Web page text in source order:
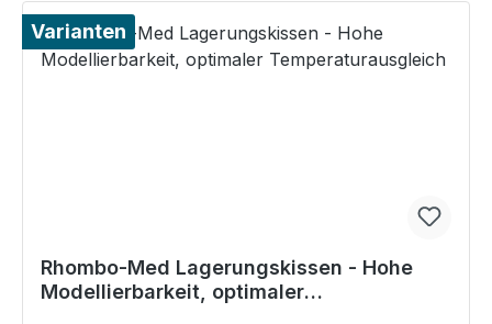
Varianten
Rhombo-Med Lagerungskissen - Hohe
Modellierbarkeit, optimaler